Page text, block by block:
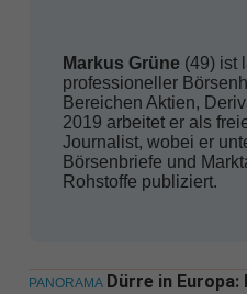
Markus Grüne(49) ist
professioneller
Bereichen Aktien,
2019 arbeitet er als
Journalist, wobei er
Börsenbriefe und
Rohstoffe publiziert.
PANORAMA Dürre in